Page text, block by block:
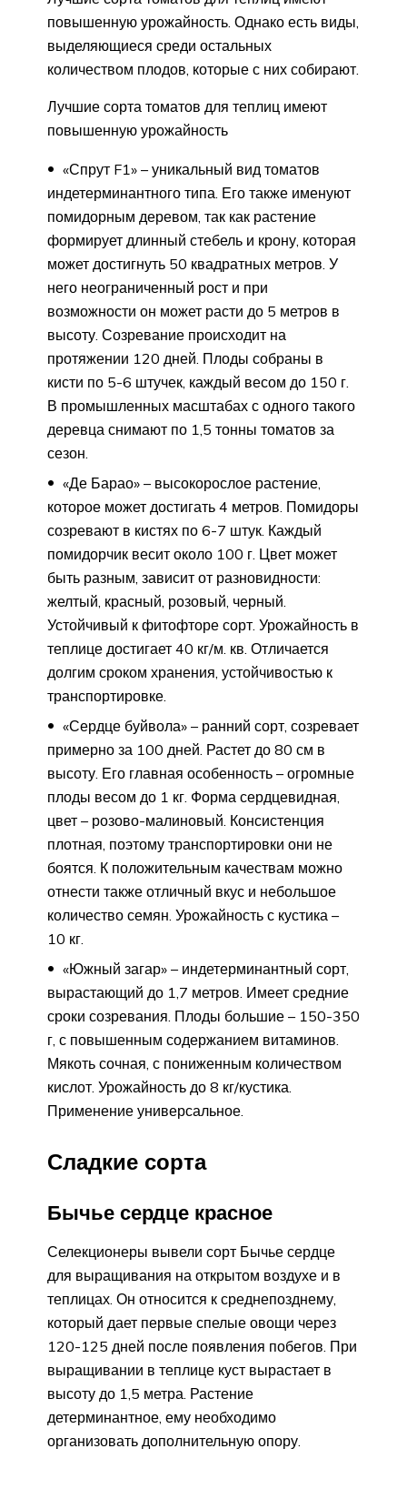
повышенную урожайность. Однако есть виды,
выделяющиеся среди остальных
количеством плодов, которые с них собирают.
Лучшие сорта томатов для теплиц имеют
повышенную урожайность
«Спрут F1» – уникальный вид томатов
индетерминантного типа. Его также именуют
помидорным деревом, так как растение
формирует длинный стебель и крону, которая
может достигнуть 50 квадратных метров. У
него неограниченный рост и при
возможности он может расти до 5 метров в
высоту. Созревание происходит на
протяжении 120 дней. Плоды собраны в
кисти по 5-6 штучек, каждый весом до 150 г.
В промышленных масштабах с одного такого
деревца снимают по 1,5 тонны томатов за
сезон.
«Де Барао» – высокорослое растение,
которое может достигать 4 метров. Помидоры
созревают в кистях по 6-7 штук. Каждый
помидорчик весит около 100 г. Цвет может
быть разным, зависит от разновидности:
желтый, красный, розовый, черный.
Устойчивый к фитофторе сорт. Урожайность в
теплице достигает 40 кг/м. кв. Отличается
долгим сроком хранения, устойчивостью к
транспортировке.
«Сердце буйвола» – ранний сорт, созревает
примерно за 100 дней. Растет до 80 см в
высоту. Его главная особенность – огромные
плоды весом до 1 кг. Форма сердцевидная,
цвет – розово-малиновый. Консистенция
плотная, поэтому транспортировки они не
боятся. К положительным качествам можно
отнести также отличный вкус и небольшое
количество семян. Урожайность с кустика –
10 кг.
«Южный загар» – индетерминантный сорт,
вырастающий до 1,7 метров. Имеет средние
сроки созревания. Плоды большие – 150-350
г, с повышенным содержанием витаминов.
Мякоть сочная, с пониженным количеством
кислот. Урожайность до 8 кг/кустика.
Применение универсальное.
Сладкие сорта
Бычье сердце красное
Селекционеры вывели сорт Бычье сердце
для выращивания на открытом воздухе и в
теплицах. Он относится к среднепозднему,
который дает первые спелые овощи через
120-125 дней после появления побегов. При
выращивании в теплице куст вырастает в
высоту до 1,5 метра. Растение
детерминантное, ему необходимо
организовать дополнительную опору.